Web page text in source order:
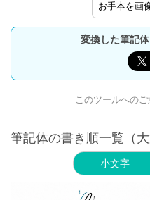
お手本を画
変換した筆記
このツールへの
筆記体の書き順一覧（大
小文字